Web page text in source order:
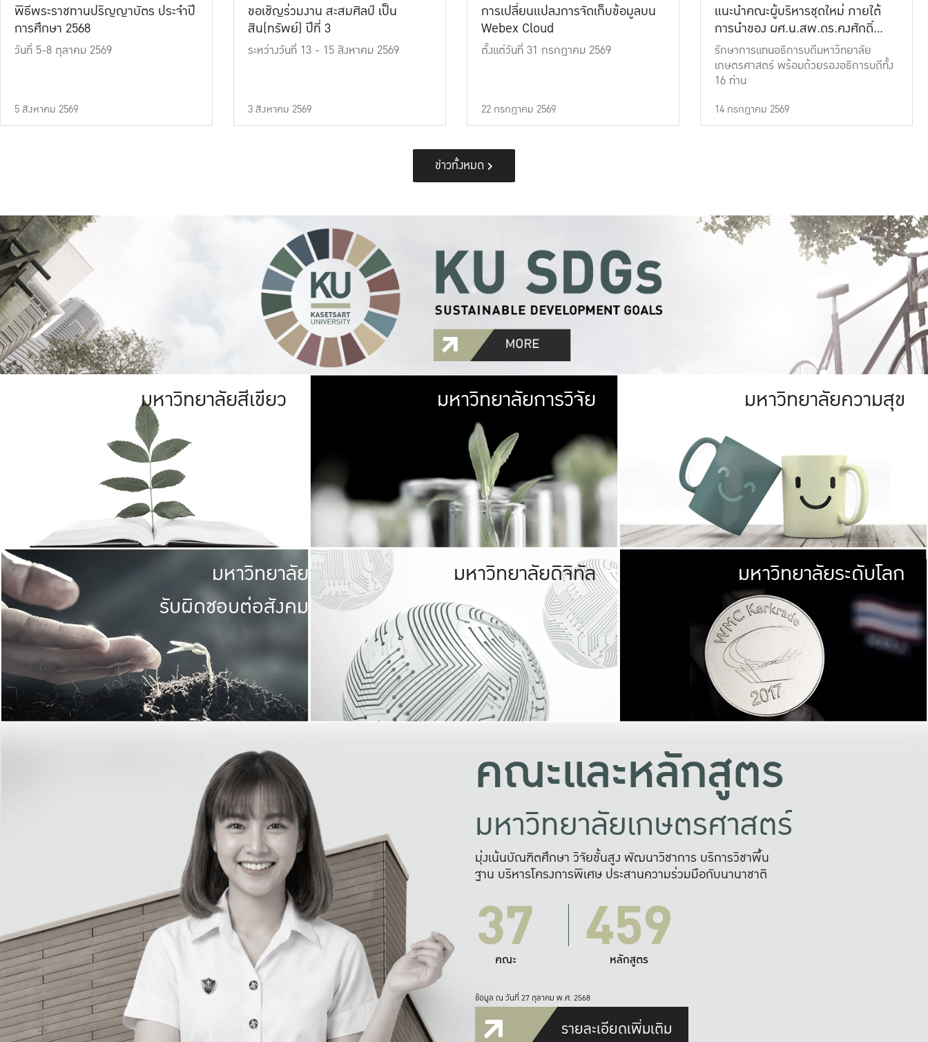
พิธีพระราชทานปริญญาบัตร ประจำปี
การศึกษา 2568
วันที่ 5-8 ตุลาคม 2569
5 สิงหาคม 2569
ขอเชิญร่วมงาน สะสมศิลป์ เป็น
สิน(ทรัพย์) ปีที่ 3
ระหว่างวันที่ 13 - 15 สิงหาคม 2569
3 สิงหาคม 2569
การเปลี่ยนแปลงการจัดเก็บข้อมูลบน
Webex Cloud
ตั้งแต่วันที่ 31 กรกฎาคม 2569
22 กรกฎาคม 2569
แนะนำคณะผู้บริหารชุดใหม่ ภายใต้
การนำของ ผศ.น.สพ.ดร.คงศักดิ์
เที่ยงธรรม
รักษาการแทนอธิการบดีมหาวิทยาลัย
เกษตรศาสตร์ พร้อมด้วยรองอธิการบดีทั้ง
16 ท่าน
14 กรกฎาคม 2569
ข่าวทั้งหมด
มหาวิทยาลัยสีเขียว มหาวิทยาลัย
เกษตรศาสตร์ มีพื้นที่เขียวสดใส หนาแน่น
เป็นป่าในเมือง (URBAN FOREST)
เกษตรในเมือง (URBAN AGRICULTURE)
ที่นับรวมกันได้ประมาณ 1,400 ไร่
มหาวิทยาลัยการวิจัย มหาวิทยาลัย
ให้กับประชาชน
มหาวิทยาลัยความสุข
มหาวิทยาลัย
รับผิดชอบต่อสังคม
มหาวิทยาลัยรับผิดชอบต่อสังคม
ร่วมมือกับชุมชน เพื่อความกินดีอยู่ดี
และความสุขอย่างยั่งยืน
มองปัญหาในภาพกว้าง
แก้ไขจากปัญหาจุดเล็กๆ
มหาวิทยาลัยดิจิทัล มหาวิทยา
พร้อมที่จ
และผลักดันในการใช้ระบบส
เพื่อการทำงานแ
มหาวิทยาลัยระดับโลก
คณะและหลักสูตร
มหาวิทยาลัยเกษตรศาสตร์
มุ่งเน้นบัณฑิตศึกษา วิจัยขั้นสูง พัฒนาวิชาการ บริการวิชาพื้น
ฐาน บริหารโครงการพิเศษ ประสานความร่วมมือกับนานาชาติ
37
คณะ 459
หลักสูตร
ข้อมูล ณ วันที่ 27 ตุลาคม พ.ศ. 2568
รายละเอียดเพิ่มเติม